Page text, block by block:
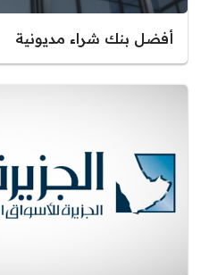
أفضل بنك شراء مديونية